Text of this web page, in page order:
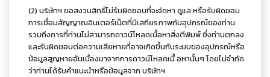
(2) บริษัทฯ ขอสงวนสิทธิ์ไม่รับผิดชอบที่จะจัดหา ดูแล หรือรับผิดชอบ
การเชื่อมสัญญาณอินเตอร์เน็ตที่มีเสถียรภาพกับอุปกรณ์ของท่าน
รวมถึงการที่ท่านไม่สามารถดาวน์โหลดเนื้อหาสิ่งตีพิมพ์ ซึ่งท่านตกลง
และรับผิดชอบต่อความเสียหายที่อาจเกิดขึ้นกับระบบของอุปกรณ์หรือ
ข้อมูลสูญหายอันเนื่องมาจากการดาวน์โหลดเนื้ อหานั้นๆ โดยไม่จำกัด
ว่าท่านได้รับคำแนะนำหรือข้อมูลจาก บริษัทฯ